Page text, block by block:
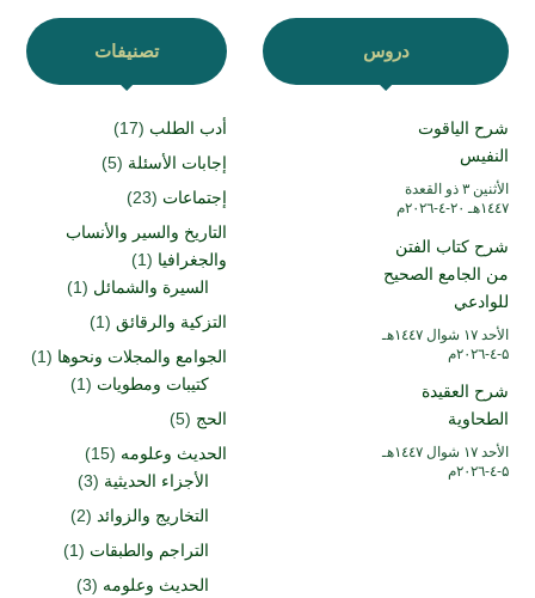
دروس
شرح الياقوت
النفيس
الأثنين ۳ ذو القعدة
۱٤٤۷هـ ۲۰-٤-۲۰۲٦م
شرح كتاب الفتن
من الجامع الصحيح
للوادعي
الأحد ۱۷ شوال ۱٤٤۷هـ
۵-٤-۲۰۲٦م
شرح العقيدة
الطحاوية
الأحد ۱۷ شوال ۱٤٤۷هـ
۵-٤-۲۰۲٦م
تصنيفات
أدب الطلب (17)
إجابات الأسئلة (5)
إجتماعات (23)
التاريخ والسير والأنساب
والجغرافيا (1)
السيرة والشمائل (1)
التزكية والرقائق (1)
الجوامع والمجلات ونحوها (1)
كتيبات ومطويات (1)
الحج (5)
الحديث وعلومه (15)
الأجزاء الحديثية (3)
التخاريج والزوائد (2)
التراجم والطبقات (1)
الحديث وعلومه (3)